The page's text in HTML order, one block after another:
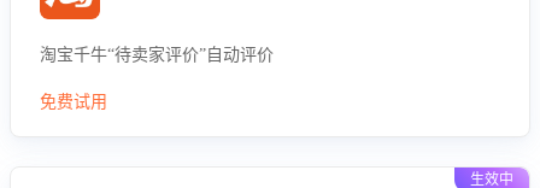
淘宝千牛“待卖家评价”自动评价
免费试用
生效中